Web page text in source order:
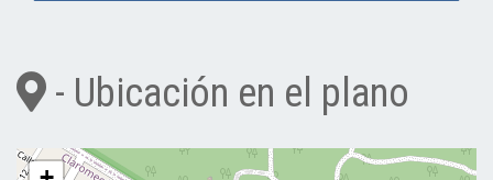
- Ubicación en el plano